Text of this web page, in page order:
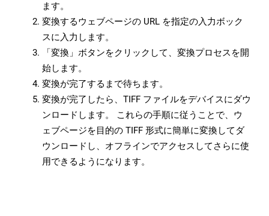
ます。
変換するウェブページの URL を指定の入力ボック
スに入力します。
「変換」ボタンをクリックして、変換プロセスを開
始します。
変換が完了するまで待ちます。
変換が完了したら、TIFF ファイルをデバイスにダウ
ンロードします。 これらの手順に従うことで、ウ
ェブページを目的の TIFF 形式に簡単に変換してダ
ウンロードし、オフラインでアクセスしてさらに使
用できるようになります。